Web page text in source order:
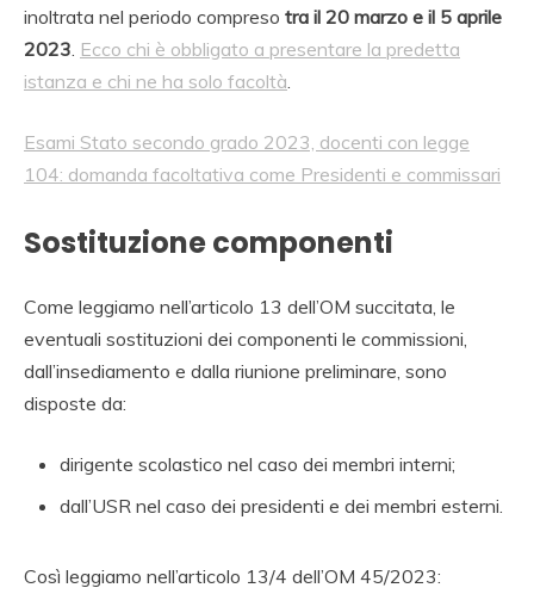
inoltrata nel periodo compreso tra il 20 marzo e il 5 aprile
2023 Ecco chi è obbligato a presentare la predetta
istanza e chi ne ha solo facoltà
Esami Stato secondo grado 2023, docenti con legge
104: domanda facoltativa come Presidenti e commissari
Sostituzione componenti
Come leggiamo nell’articolo 13 dell’OM succitata, le
eventuali sostituzioni dei componenti le commissioni,
dall’insediamento e dalla riunione preliminare, sono
disposte da:
dirigente scolastico nel caso dei membri interni;
dall’USR nel caso dei presidenti e dei membri esterni.
Così leggiamo nell’articolo 13/4 dell’OM 45/2023: